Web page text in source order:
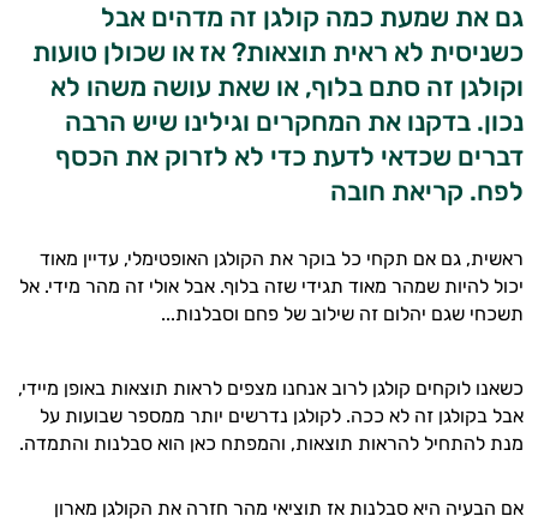
גם את שמעת כמה קולגן זה מדהים אבל
כשניסית לא ראית תוצאות? אז או שכולן טועות
וקולגן זה סתם בלוף, או שאת עושה משהו לא
נכון. בדקנו את המחקרים וגילינו שיש הרבה
דברים שכדאי לדעת כדי לא לזרוק את הכסף
לפח. קריאת חובה
ראשית, גם אם תקחי כל בוקר את הקולגן האופטימלי, עדיין מאוד
יכול להיות שמהר מאוד תגידי שזה בלוף. אבל אולי זה מהר מידי. אל
תשכחי שגם יהלום זה שילוב של פחם וסבלנות...
כשאנו לוקחים קולגן לרוב אנחנו מצפים לראות תוצאות באופן מיידי,
אבל בקולגן זה לא ככה. לקולגן נדרשים יותר ממספר שבועות על
מנת להתחיל להראות תוצאות, והמפתח כאן הוא סבלנות והתמדה.
אם הבעיה היא סבלנות אז תוציאי מהר חזרה את הקולגן מארון